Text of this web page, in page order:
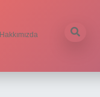
Hakkımızda